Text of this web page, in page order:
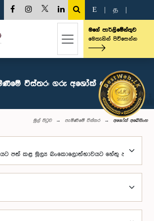
E த
මගේ පාර්ලිමේන්තුව
මෙතැනින් පිවිසෙන්න
විස්තර: ගරු අශෝක් අබේසිංහ
මුල් පිටුව පැමිණීමේ විස්තර අශෝක් අබේසිංහ